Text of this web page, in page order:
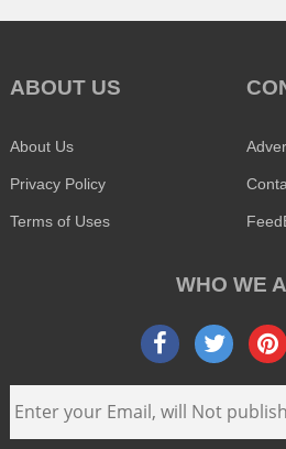
ABOUT US
About Us
Privacy Policy
Terms of Uses
WHO WE